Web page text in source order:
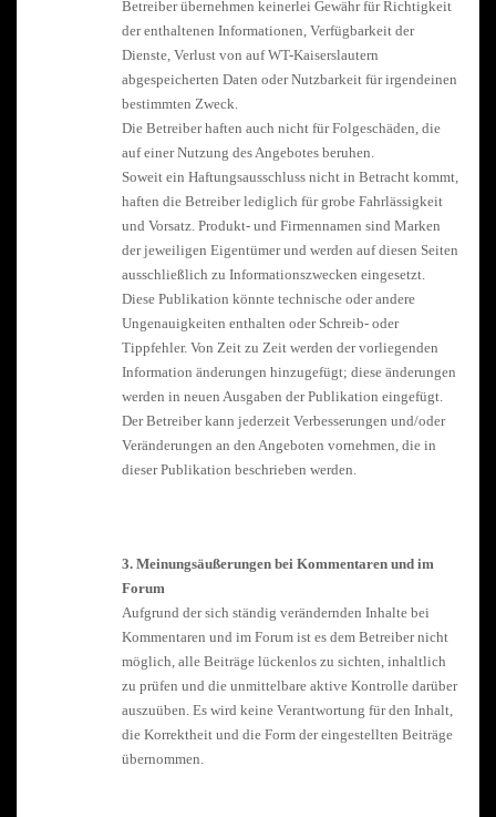
Betreiber übernehmen keinerlei Gewähr für Richtigkeit
der enthaltenen Informationen, Verfügbarkeit der
Dienste, Verlust von auf WT-Kaiserslautern
abgespeicherten Daten oder Nutzbarkeit für irgendeinen
bestimmten Zweck.
Die Betreiber haften auch nicht für Folgeschäden, die
auf einer Nutzung des Angebotes beruhen.
Soweit ein Haftungsausschluss nicht in Betracht kommt,
haften die Betreiber lediglich für grobe Fahrlässigkeit
und Vorsatz. Produkt- und Firmennamen sind Marken
der jeweiligen Eigentümer und werden auf diesen Seiten
ausschließlich zu Informationszwecken eingesetzt.
Diese Publikation könnte technische oder andere
Ungenauigkeiten enthalten oder Schreib- oder
Tippfehler. Von Zeit zu Zeit werden der vorliegenden
Information änderungen hinzugefügt; diese änderungen
werden in neuen Ausgaben der Publikation eingefügt.
Der Betreiber kann jederzeit Verbesserungen und/oder
Veränderungen an den Angeboten vornehmen, die in
dieser Publikation beschrieben werden.
3. Meinungsäußerungen bei Kommentaren und im
Forum
Aufgrund der sich ständig verändernden Inhalte bei
Kommentaren und im Forum ist es dem Betreiber nicht
möglich, alle Beiträge lückenlos zu sichten, inhaltlich
zu prüfen und die unmittelbare aktive Kontrolle darüber
auszuüben. Es wird keine Verantwortung für den Inhalt,
die Korrektheit und die Form der eingestellten Beiträge
übernommen.